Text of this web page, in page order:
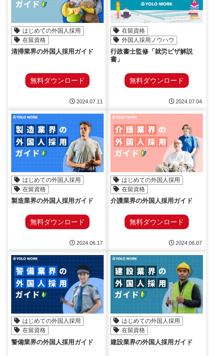
はじめての外国人採用
在留資格
清掃業界の外国人採用ガイド
無料ダウンロード
2024.07.11
在留資格
外国人採用ノウハウ
行政書士監修「就労ビザ解説
書」
無料ダウンロード
2024.07.04
はじめての外国人採用
在留資格
製造業界の外国人採用ガイド
無料ダウンロード
2024.06.17
はじめての外国人採用
在留資格
介護業界の外国人採用ガイド
無料ダウンロード
2024.06.07
はじめての外国人採用
在留資格
警備業界の外国人採用ガイド
はじめての外国人採用
在留資格
建設業界の外国人採用ガイド